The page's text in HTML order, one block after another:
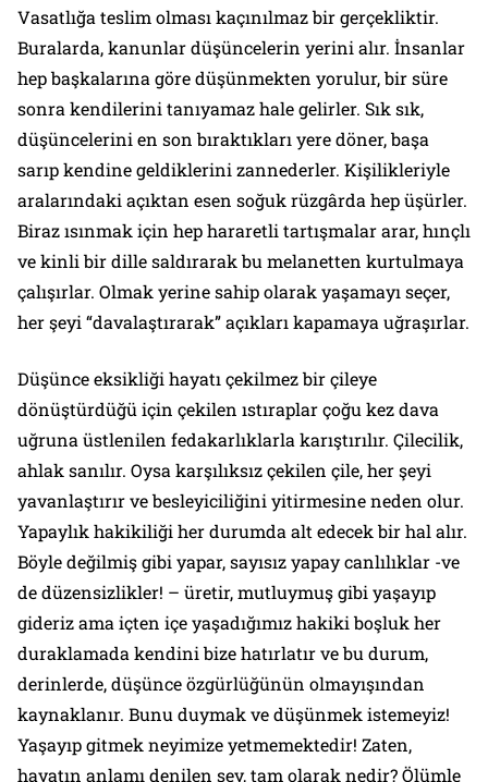
Vasatlığa teslim olması kaçınılmaz bir gerçekliktir.
Buralarda, kanunlar düşüncelerin yerini alır. İnsanlar
hep başkalarına göre düşünmekten yorulur, bir süre
sonra kendilerini tanıyamaz hale gelirler. Sık sık,
düşüncelerini en son bıraktıkları yere döner, başa
sarıp kendine geldiklerini zannederler. Kişilikleriyle
aralarındaki açıktan esen soğuk rüzgârda hep üşürler.
Biraz ısınmak için hep hararetli tartışmalar arar, hınçlı
ve kinli bir dille saldırarak bu melanetten kurtulmaya
çalışırlar. Olmak yerine sahip olarak yaşamayı seçer,
her şeyi “davalaştırarak” açıkları kapamaya uğraşırlar.
Düşünce eksikliği hayatı çekilmez bir çileye
dönüştürdüğü için çekilen ıstıraplar çoğu kez dava
uğruna üstlenilen fedakarlıklarla karıştırılır. Çilecilik,
ahlak sanılır. Oysa karşılıksız çekilen çile, her şeyi
yavanlaştırır ve besleyiciliğini yitirmesine neden olur.
Yapaylık hakikiliği her durumda alt edecek bir hal alır.
Böyle değilmiş gibi yapar, sayısız yapay canlılıklar -ve
de düzensizlikler! – üretir, mutluymuş gibi yaşayıp
gideriz ama içten içe yaşadığımız hakiki boşluk her
duraklamada kendini bize hatırlatır ve bu durum,
derinlerde, düşünce özgürlüğünün olmayışından
kaynaklanır. Bunu duymak ve düşünmek istemeyiz!
Yaşayıp gitmek neyimize yetmemektedir! Zaten,
hayatın anlamı denilen şey, tam olarak nedir? Ölümle